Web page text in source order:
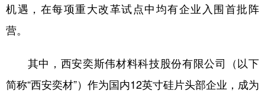
机遇，在每项重大改革试点中均有企业入围首批阵
营。
其中，西安奕斯伟材料科技股份有限公司（以下
简称“西安奕材”）作为国内12英寸硅片头部企业，成为